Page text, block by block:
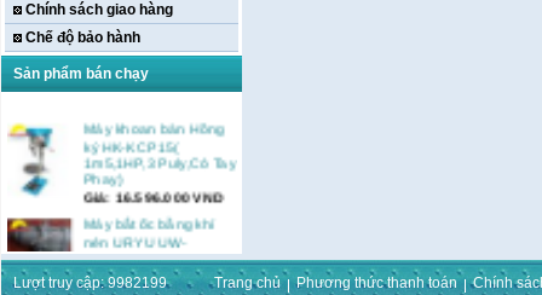
Chính sách giao hàng
Chế độ bảo hành
Sản phẩm bán chạy
Máy khoan bàn Hồng
ký HK-KCP15(
1m5,1HP,3 Puly,Có Tay
Phay)
Giá:16.596.000VND
Máy bắt ốc bằng khí
nén URYU UW-
9SK(M10)
Giá:0VND
Lượt truy cập: 9982199 Trang chủ Phương thức thanh toán Chính